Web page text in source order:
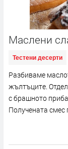
Маслени
Тестени десерти
Разбиваме
жълтъците.
с брашното
Получената смес